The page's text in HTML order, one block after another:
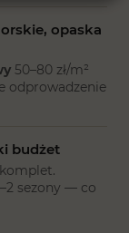
opaska
50–80 zł/m²
odprowadzenie
budżet
sezony — co